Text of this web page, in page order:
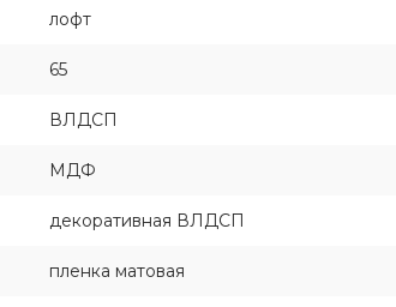
лофт
65
ВЛДСП
МДФ
декоративная ВЛДСП
пленка матовая